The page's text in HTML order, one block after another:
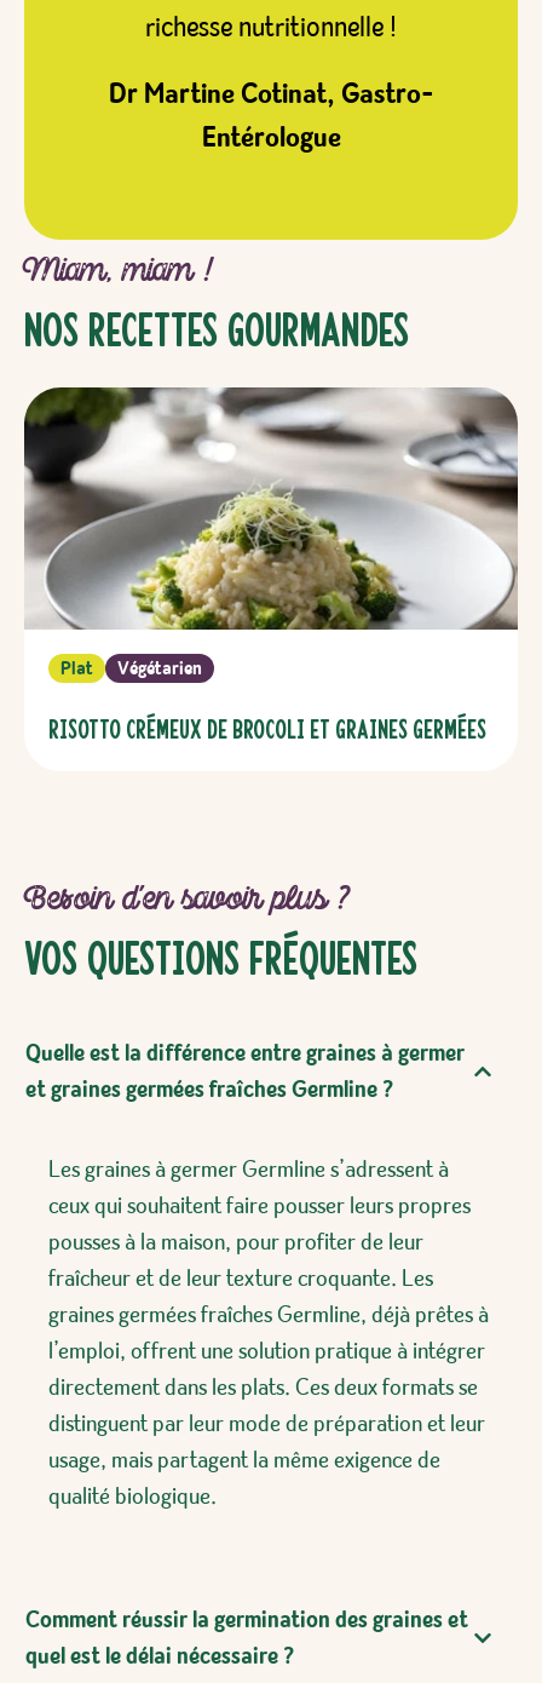
richesse nutritionnelle !
Dr Martine Cotinat, Gastro-
Entérologue
Miam, miam !
Nos recettes gourmandes
Plat Végétarien
Risotto crémeux de brocoli et graines germées
Besoin d’en savoir plus ?
Vos Questions Fréquentes
Quelle est la différence entre graines à germer
et graines germées fraîches Germline ?
Les graines à germer Germline s’adressent à
ceux qui souhaitent faire pousser leurs propres
pousses à la maison, pour profiter de leur
fraîcheur et de leur texture croquante. Les
graines germées fraîches Germline, déjà prêtes à
l’emploi, offrent une solution pratique à intégrer
directement dans les plats. Ces deux formats se
distinguent par leur mode de préparation et leur
usage, mais partagent la même exigence de
qualité biologique.
Comment réussir la germination des graines et
quel est le délai nécessaire ?